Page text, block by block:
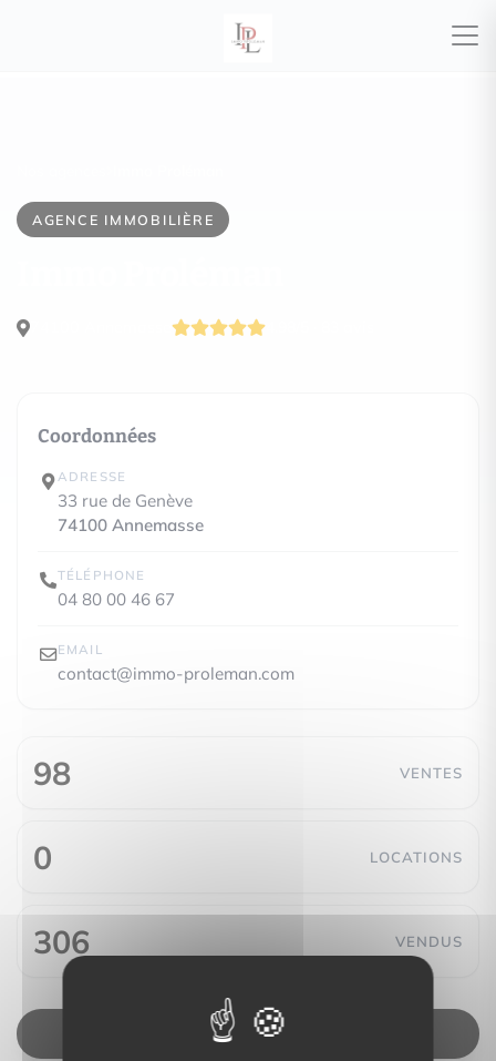
AGENCE IMMOBILIÈRE
98 VENTES
0 LOCATIONS
306 VENDUS
Nous contacter
Coordonnées
ADRESSE
33 rue de Genève
74100 Annemasse
TÉLÉPHONE
04 80 00 46 67
EMAIL
contact@immo-proleman.com